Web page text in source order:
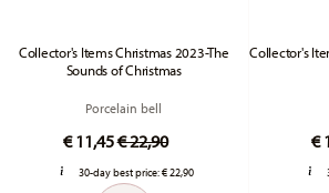
Collector's Items Christmas 2023-The
Sounds of Christmas
Porcelain bell
€ 11,45Price reduced from
€ 22,90to
30-day best price:€ 22,90
Collector's
€